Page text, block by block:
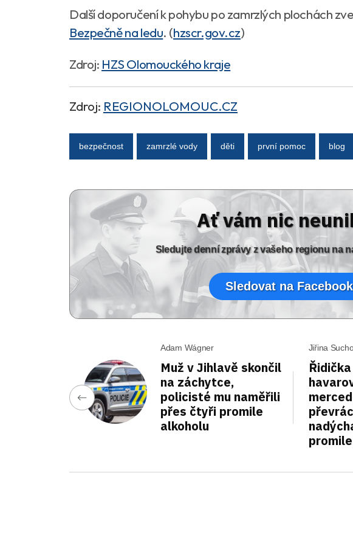
Další doporučení k pohybu po zamrzlých plochách
Bezpečně na ledu. (hzscr.gov.cz)
Zdroj: HZS Olomouckého kraje
Zdroj: REGIONOLOMOUC.CZ
bezpečnost zamrzlé vody děti první pomoc blog
Ať vám nic
Sledujte denní zprávy z vašeho regionu na
Sledovat na
Adam Wágner
Muž v Jihlavě skončil
na záchytce,
policisté mu naměřili
přes čtyři promile
alkoholu
Jiřina
promile